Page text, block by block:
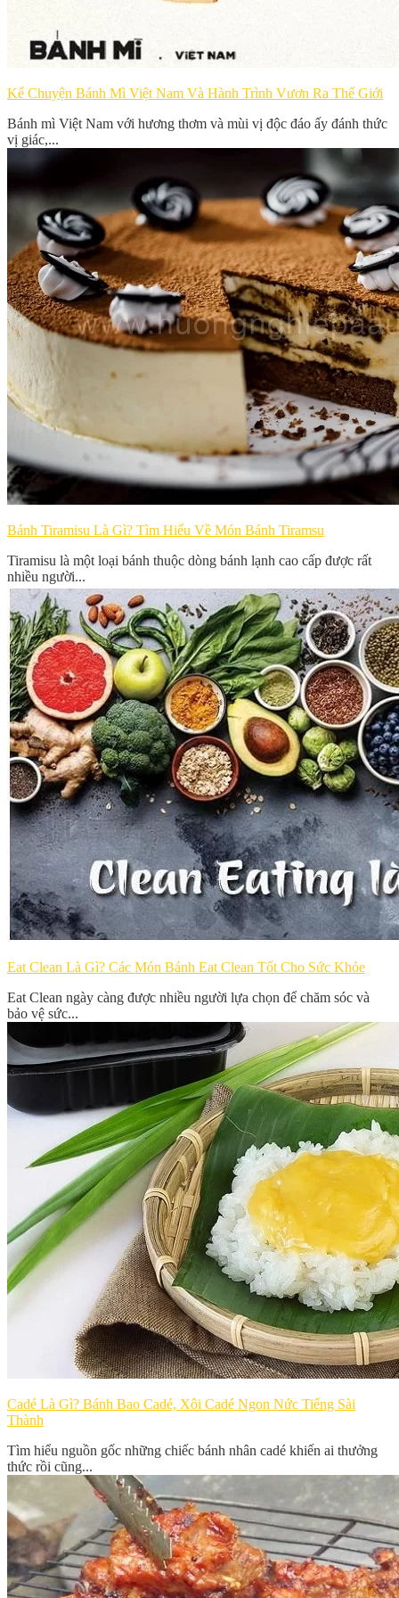
Kể Chuyện Bánh Mì Việt Nam Và Hành Trình Vươn Ra Thế Giới
Bánh mì Việt Nam với hương thơm và mùi vị độc đáo ấy đánh thức
vị giác,...
Bánh Tiramisu Là Gì? Tìm Hiểu Về Món Bánh Tiramsu
Tiramisu là một loại bánh thuộc dòng bánh lạnh cao cấp được rất
nhiều người...
Eat Clean Là Gì? Các Món Bánh Eat Clean Tốt Cho Sức Khỏe
Eat Clean ngày càng được nhiều người lựa chọn để chăm sóc và
bảo vệ sức...
Cadé Là Gì? Bánh Bao Cadé, Xôi Cadé Ngon Nức Tiếng Sài
Thành
Tìm hiểu nguồn gốc những chiếc bánh nhân cadé khiến ai thưởng
thức rồi cũng...